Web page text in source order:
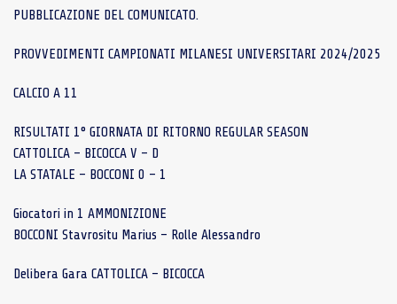
PUBBLICAZIONE DEL COMUNICATO.
PROVVEDIMENTI CAMPIONATI MILANESI UNIVERSITARI 2024/2025
CALCIO A 11
RISULTATI 1° GIORNATA DI RITORNO REGULAR SEASON
CATTOLICA – BICOCCA V – D
LA STATALE – BOCCONI 0 – 1
Giocatori in 1 AMMONIZIONE
BOCCONI Stavrositu Marius – Rolle Alessandro
Delibera Gara CATTOLICA – BICOCCA